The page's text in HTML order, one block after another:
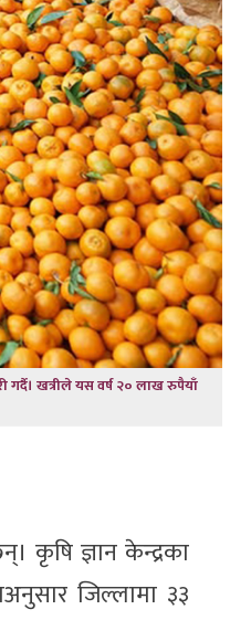
गर्दै। खत्रीले यस वर्ष २० लाख रुपैयाँ
कृषि ज्ञान केन्द्रका
जिल्लामा ३३